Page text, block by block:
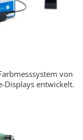
von
Displays entwickelt.